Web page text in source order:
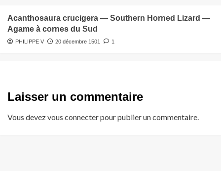
Acanthosaura crucigera — Southern Horned Lizard —
Agame à cornes du Sud
PHILIPPE V 20 décembre 1501 1
Laisser un commentaire
Vous devezvous connecterpour publier un commentaire.